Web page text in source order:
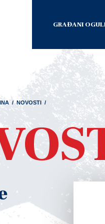
GRAĐANI
/ NOVOSTI /